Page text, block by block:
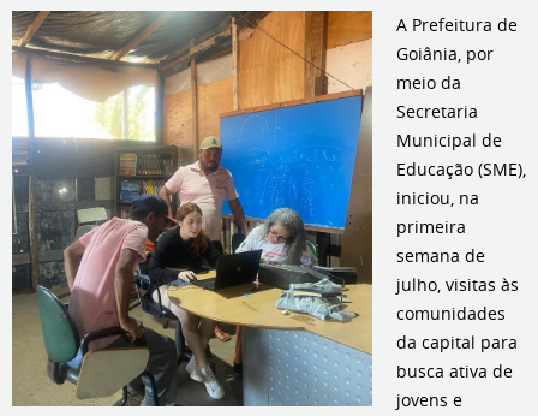
A Prefeitura de
Goiânia, por
meio da
Secretaria
Municipal de
Educação (SME),
iniciou, na
primeira
semana de
julho, visitas às
comunidades
da capital para
busca ativa de
jovens e